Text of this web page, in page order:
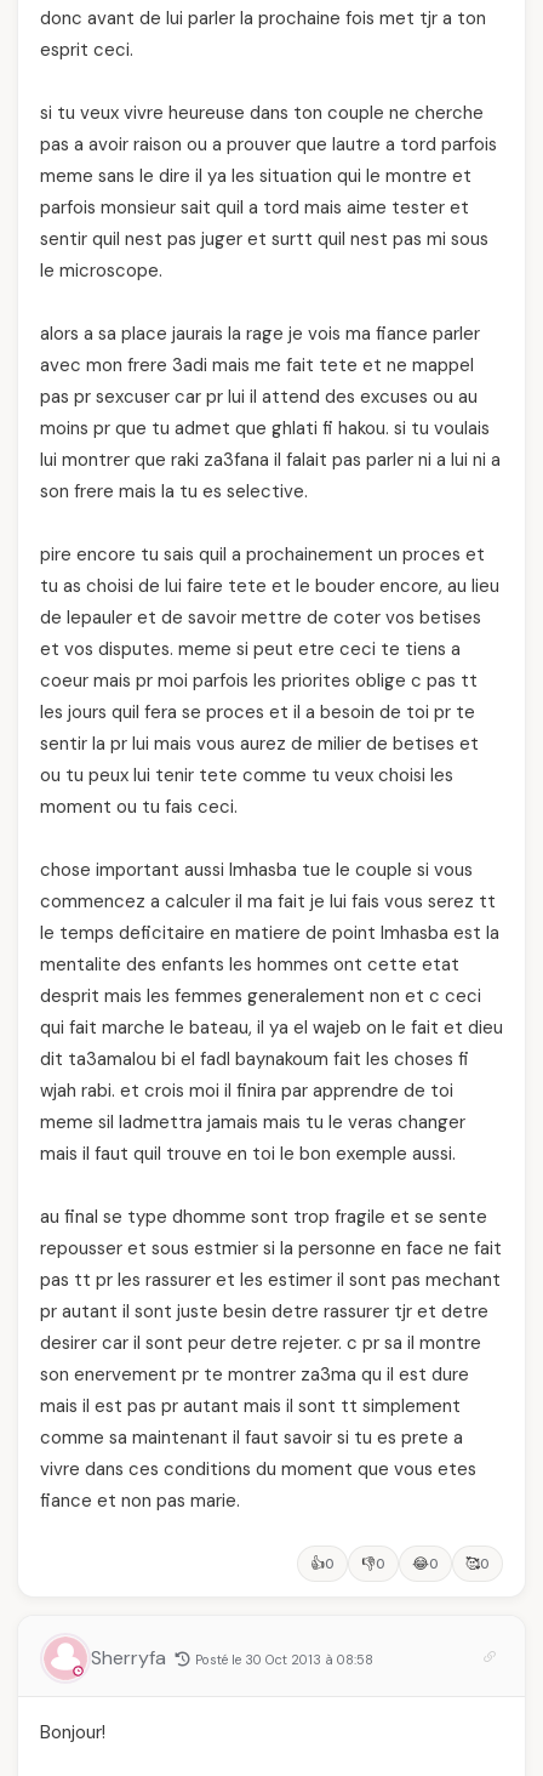
donc avant de lui parler la prochaine fois met tjr a ton
esprit ceci.
si tu veux vivre heureuse dans ton couple ne cherche
pas a avoir raison ou a prouver que lautre a tord parfois
meme sans le dire il ya les situation qui le montre et
parfois monsieur sait quil a tord mais aime tester et
sentir quil nest pas juger et surtt quil nest pas mi sous
le microscope.
alors a sa place jaurais la rage je vois ma fiance parler
avec mon frere 3adi mais me fait tete et ne mappel
pas pr sexcuser car pr lui il attend des excuses ou au
moins pr que tu admet que ghlati fi hakou. si tu voulais
lui montrer que raki za3fana il falait pas parler ni a lui ni a
son frere mais la tu es selective.
pire encore tu sais quil a prochainement un proces et
tu as choisi de lui faire tete et le bouder encore, au lieu
de lepauler et de savoir mettre de coter vos betises
et vos disputes. meme si peut etre ceci te tiens a
coeur mais pr moi parfois les priorites oblige c pas tt
les jours quil fera se proces et il a besoin de toi pr te
sentir la pr lui mais vous aurez de milier de betises et
ou tu peux lui tenir tete comme tu veux choisi les
moment ou tu fais ceci.
chose important aussi lmhasba tue le couple si vous
commencez a calculer il ma fait je lui fais vous serez tt
le temps deficitaire en matiere de point lmhasba est la
mentalite des enfants les hommes ont cette etat
desprit mais les femmes generalement non et c ceci
qui fait marche le bateau, il ya el wajeb on le fait et dieu
dit ta3amalou bi el fadl baynakoum fait les choses fi
wjah rabi. et crois moi il finira par apprendre de toi
meme sil ladmettra jamais mais tu le veras changer
mais il faut quil trouve en toi le bon exemple aussi.
au final se type dhomme sont trop fragile et se sente
repousser et sous estmier si la personne en face ne fait
pas tt pr les rassurer et les estimer il sont pas mechant
pr autant il sont juste besin detre rassurer tjr et detre
desirer car il sont peur detre rejeter. c pr sa il montre
son enervement pr te montrer za3ma qu il est dure
mais il est pas pr autant mais il sont tt simplement
comme sa maintenant il faut savoir si tu es prete a
vivre dans ces conditions du moment que vous etes
fiance et non pas marie.
👍0 👎0 😂0 🥰0
Sherryfa Posté le 30 Oct 2013 à 08:58
Bonjour!